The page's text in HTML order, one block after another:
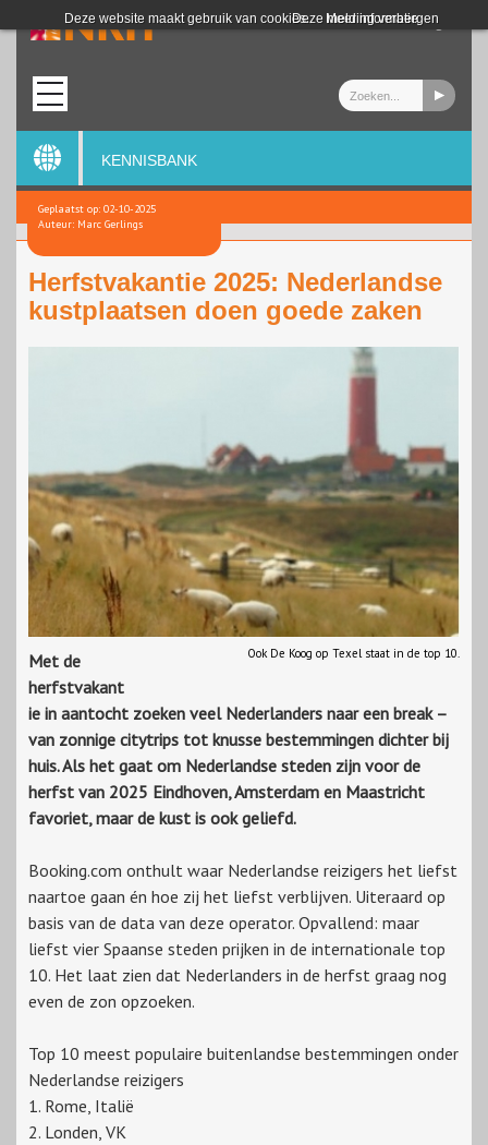
Deze website maakt gebruik van cookies. Meer informatie
Deze melding verbergen
Login
KENNISBANK
Geplaatst op: 02-10-2025
Auteur: Marc Gerlings
Herfstvakantie 2025: Nederlandse
kustplaatsen doen goede zaken
Ook De Koog op Texel staat in de top 10.
Met de
herfstvakant
ie in aantocht zoeken veel Nederlanders naar een break –
van zonnige citytrips tot knusse bestemmingen dichter bij
huis. Als het gaat om Nederlandse steden zijn voor de
herfst van 2025 Eindhoven, Amsterdam en Maastricht
favoriet, maar de kust is ook geliefd.
Booking.com onthult waar Nederlandse reizigers het liefst
naartoe gaan én hoe zij het liefst verblijven. Uiteraard op
basis van de data van deze operator. Opvallend: maar
liefst vier Spaanse steden prijken in de internationale top
10. Het laat zien dat Nederlanders in de herfst graag nog
even de zon opzoeken.
Top 10 meest populaire buitenlandse bestemmingen onder
Nederlandse reizigers
1. Rome, Italië
2. Londen, VK